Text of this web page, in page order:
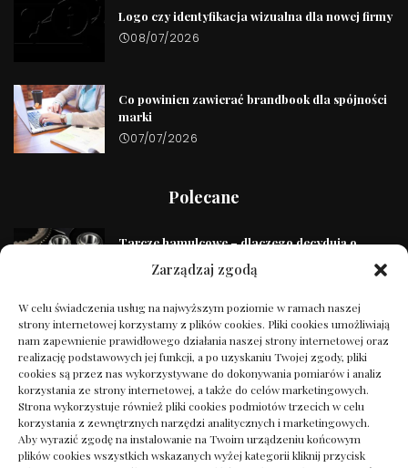
Zarządzaj zgodą
W celu świadczenia usług na najwyższym poziomie w ramach naszej
strony internetowej korzystamy z plików cookies. Pliki cookies umożliwiają
nam zapewnienie prawidłowego działania naszej strony internetowej oraz
realizację podstawowych jej funkcji, a po uzyskaniu Twojej zgody, pliki
cookies są przez nas wykorzystywane do dokonywania pomiarów i analiz
korzystania ze strony internetowej, a także do celów marketingowych.
Strona wykorzystuje również pliki cookies podmiotów trzecich w celu
korzystania z zewnętrznych narzędzi analitycznych i marketingowych.
Aby wyrazić zgodę na instalowanie na Twoim urządzeniu końcowym
plików cookies wszystkich wskazanych wyżej kategorii kliknij przycisk
Logo czy identyfikacja wizualna dla nowej firmy
08/07/2026
Co powinien zawierać brandbook dla spójności
marki
07/07/2026
Polecane
Tarcze hamulcowe – dlaczego decydują o
04/03/2025
Prace wysokościowe – kiedy amatorskie
podejście może kosztować życie?
07/03/2025
Tajemnice Wyboru Firmy Montującej Szamba
Betonowe
07/01/2025